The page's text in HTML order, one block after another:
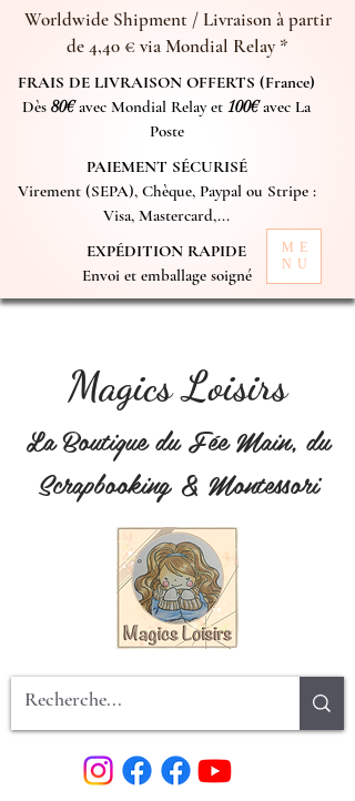
Worldwide Shipment / Livraison à partir
de 4,40 € via Mondial Relay *
FRAIS DE LIVRAISON OFFERTS (France)
Dès 80€avec Mondial Relay et 100€avec La
Poste
PAIEMENT SÉCURISÉ
Virement (SEPA), Chèque, Paypal ou Stripe :
Visa, Mastercard,...
EXPÉDITION RAPIDE
Envoi et emballage soigné
ME
NU
Magics Loisirs
La Boutique du Fée Main, du
Scrapbooking & Montessori